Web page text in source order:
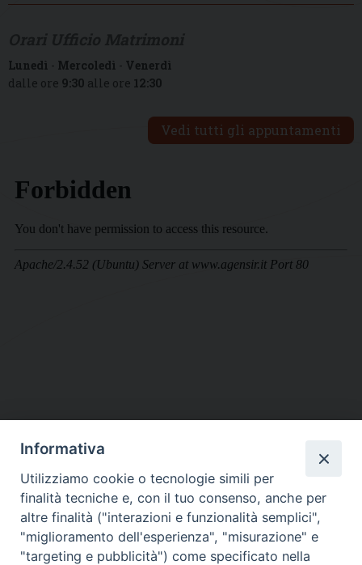
Lunedì - Mercoledì - Venerdì
dalle ore 9:30 alle ore 12:30
Vedi tutti gli appuntamenti
DIOCESI SUBURBICARIA DI ALBANO
Contatti:Tel.: 06.93268401 - Fax.: 06.9323844
E-mail:curia@diocesidialbano.it
Orari: dal Lunedì al Venerdì Ore: 9:00 - 13:00
Informativa
Utilizziamo cookie o tecnologie simili per
finalità tecniche e, con il tuo consenso, anche per
altre finalità ("interazioni e funzionalità semplici",
"miglioramento dell'esperienza", "misurazione" e
"targeting e pubblicità") come specificato nella